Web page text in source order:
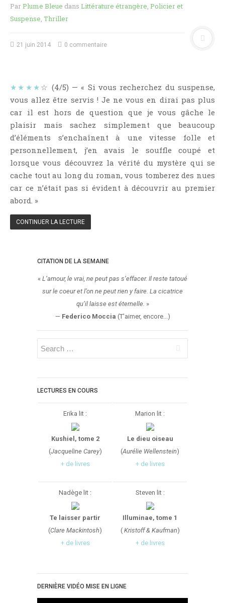
CONCOURS
LIENS
Articles D'Erika
Articles De Marion
Articles De Nadège
Articles De Steven
Aventure
Bande Dessinée
Bibliothèque De A À Z
Bilan
Biographie Et Autobiographie
Biographie Fictionnelle
C'est Lundi, Que Lisez-Vous ?
Chick-Lit
Classique
Contemporain
Développement Personnel
Epistolaire
Feel Good
Fraternité
Histoire De Vie
ParPlume Bleue dans Littérature étrangère, Policier et
Suspense, Thriller
21 juin 2014 0 commentaire
★★★★ ☆ (4/5) — « Si vous recherchez du suspense,
vous allez être servis ! Je ne vous en dirai pas plus
car il est hors de question que je vous gâche le
plaisir mais sachez simplement que beaucoup
d’éléments s’enchaînent à une vitesse folle et
personnellement, j’en avais le souffle coupé et
lorsque vous découvrez la vérité du mystère qui se
cache tout au long du roman, vous tomberez des nues
car ce n’était pas si évident à découvrir au premier
abord. »
CONTINUER LA LECTURE
CITATION DE LA SEMAINE
« L’amour, le vrai, ne peut pas s’effacer. Il reste tatoué
sur le coeur et l’on ne peut rien y faire. La cicatrice
qu’il laisse est éternelle. »
— Federico Moccia (T'aimer, encore...)
LECTURES EN COURS
Erika lit :
Kushiel, tome 2
(Jacqueline Carey)
+ de livres
Marion lit :
Le dieu oiseau
(Aurélie Wellenstein)
+ de livres
Nadège lit :
Te laisser partir
(Clare Mackintosh)
+ de livres
Steven lit :
Illuminae, tome 1
(Kristoff & Kaufman)
+ de livres
DERNIÈRE VIDÉO MISE EN LIGNE